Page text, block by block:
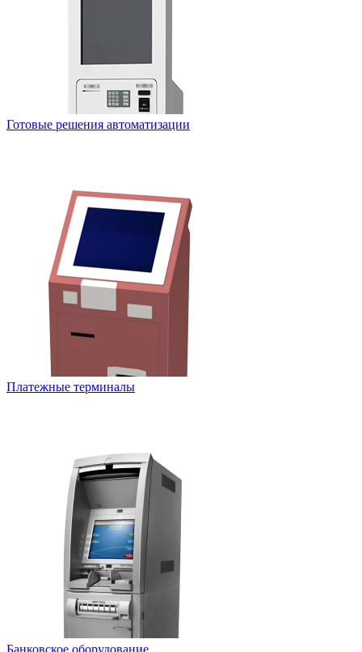
Готовые решения автоматизации
Платежные терминалы
Банковское оборудование